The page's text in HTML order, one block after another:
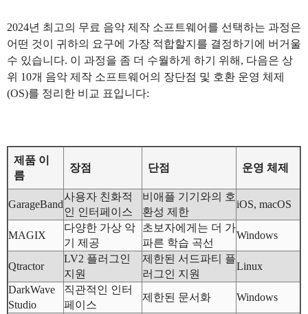
2024년 최고의 무료 음악 제작 소프트웨어를 선택하는 과정은
어떤 것이 귀하의 요구에 가장 적합할지를 결정하기에 버거울
수 있습니다. 이 과정을 좀 더 수월하게 하기 위해, 다음은 상
위 10개 음악 제작 소프트웨어의 장단점 및 호환 운영 체제
(OS)를 정리한 비교 표입니다:
제품 이
름
장점 단점 운영 체제
GarageBand
사용자 친화적
인 인터페이스
비애플 기기와의 호
환성 제한
iOS, macOS
MAGIX
다양한 가상 악
기 제공
초보자에게는 더 가
파른 학습 곡선
Windows
Qtractor
LV2 플러그인
지원
제한된 서드파티 플
러그인 지원
Linux
DarkWave
Studio
직관적인 인터
페이스
제한된 문서화 Windows